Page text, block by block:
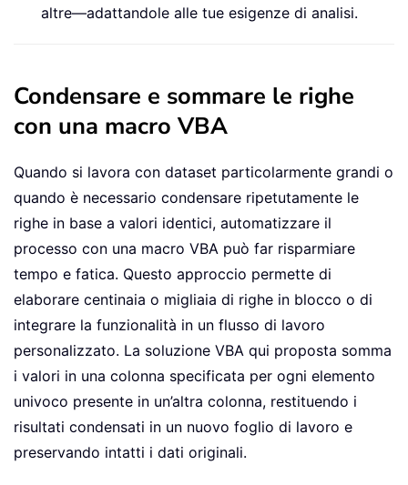
altre—adattandole alle tue esigenze di analisi.
Condensare e sommare le righe
con una macro VBA
Quando si lavora con dataset particolarmente grandi o
quando è necessario condensare ripetutamente le
righe in base a valori identici, automatizzare il
processo con una macro VBA può far risparmiare
tempo e fatica. Questo approccio permette di
elaborare centinaia o migliaia di righe in blocco o di
integrare la funzionalità in un flusso di lavoro
personalizzato. La soluzione VBA qui proposta somma
i valori in una colonna specificata per ogni elemento
univoco presente in un’altra colonna, restituendo i
risultati condensati in un nuovo foglio di lavoro e
preservando intatti i dati originali.